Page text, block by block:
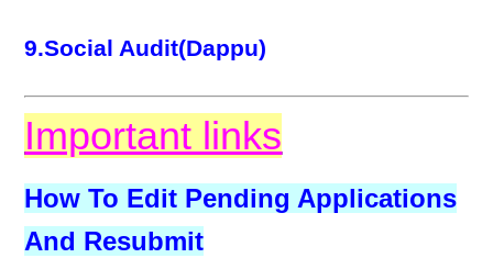
9.Social Audit(Dappu)
Important links
How To Edit Pending Applications
And Resubmit